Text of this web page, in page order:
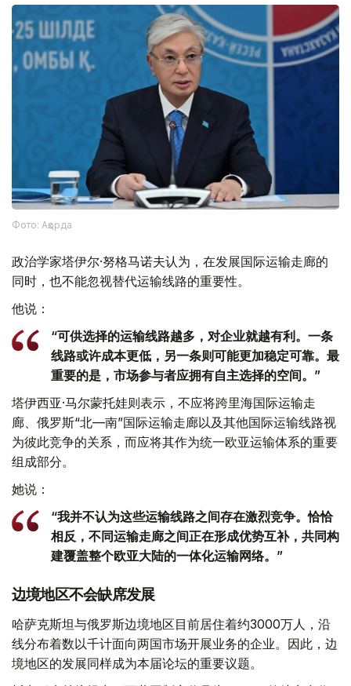
Фото: Ақорда
政治学家塔伊尔·努格马诺夫认为，在发展国际运输走廊的
同时，也不能忽视替代运输线路的重要性。
他说：
“可供选择的运输线路越多，对企业就越有利。一条
线路或许成本更低，另一条则可能更加稳定可靠。最
重要的是，市场参与者应拥有自主选择的空间。”
塔伊西亚·马尔蒙托娃则表示，不应将跨里海国际运输走
廊、俄罗斯“北—南”国际运输走廊以及其他国际运输线路视
为彼此竞争的关系，而应将其作为统一欧亚运输体系的重要
组成部分。
她说：
“我并不认为这些运输线路之间存在激烈竞争。恰恰
相反，不同运输走廊之间正在形成优势互补，共同构
建覆盖整个欧亚大陆的一体化运输网络。”
边境地区不会缺席发展
哈萨克斯坦与俄罗斯边境地区目前居住着约3000万人，沿
线分布着数以千计面向两国市场开展业务的企业。因此，边
境地区的发展同样成为本届论坛的重要议题。